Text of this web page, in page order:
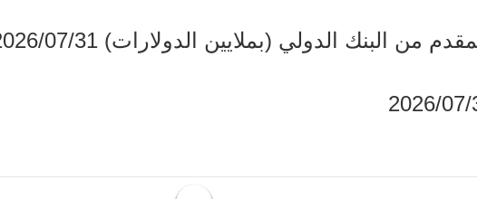
البنك الدولي (بملايين الدولارات) 2026/07/31